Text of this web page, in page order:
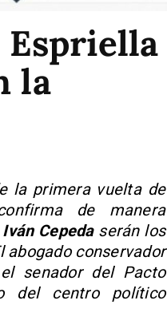
Espriella
la
la primera vuelta de
de manera
Iván Cepedaserán los
abogado conservador
senador del Pacto
del centro político